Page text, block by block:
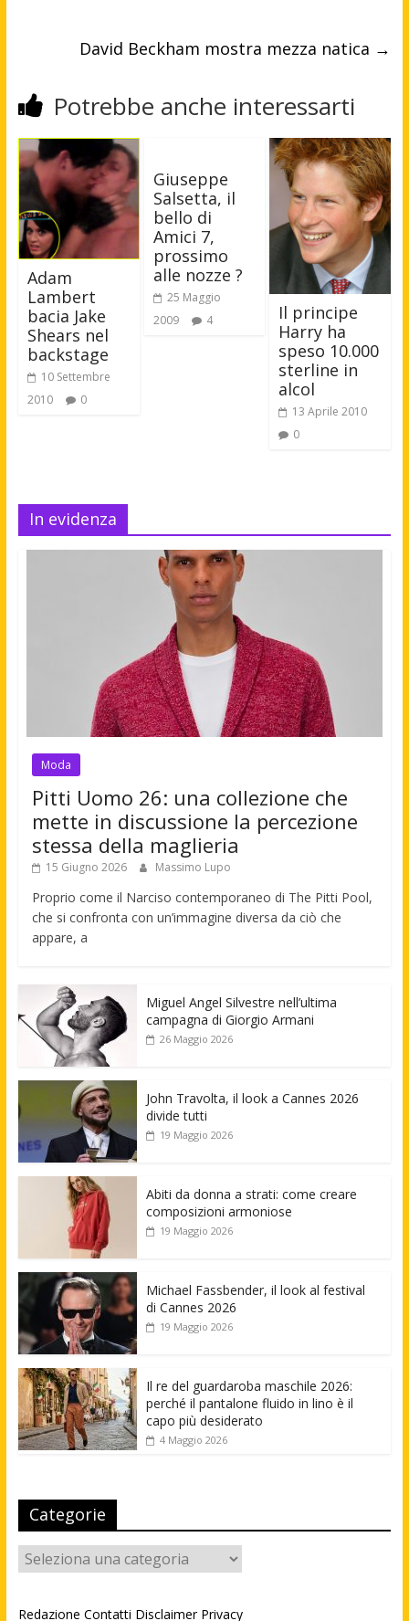
David Beckham mostra mezza natica →
Potrebbe anche interessarti
Adam
Lambert
bacia Jake
Shears nel
backstage
10 Settembre
2010
0
Giuseppe
Salsetta, il
bello di
Amici 7,
prossimo
alle nozze ?
25 Maggio
2009
4
Il principe
Harry ha
speso 10.000
sterline in
alcol
13 Aprile 2010
0
In evidenza
Moda
Pitti Uomo 26: una collezione che
mette in discussione la percezione
stessa della maglieria
15 Giugno 2026 Massimo Lupo
Proprio come il Narciso contemporaneo di The Pitti Pool,
che si confronta con un’immagine diversa da ciò che
appare, a
Miguel Angel Silvestre nell’ultima
campagna di Giorgio Armani
26 Maggio 2026
John Travolta, il look a Cannes 2026
divide tutti
19 Maggio 2026
Abiti da donna a strati: come creare
composizioni armoniose
19 Maggio 2026
Michael Fassbender, il look al festival
di Cannes 2026
19 Maggio 2026
Il re del guardaroba maschile 2026:
perché il pantalone fluido in lino è il
capo più desiderato
4 Maggio 2026
Categorie
Categorie
Redazione Contatti Disclaimer Privacy